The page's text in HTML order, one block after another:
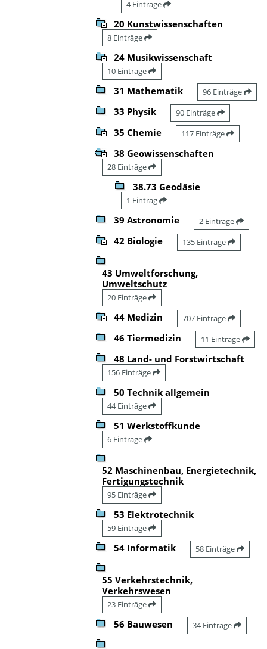
4 Einträge
20 Kunstwissenschaften
8 Einträge
24 Musikwissenschaft
10 Einträge
31 Mathematik 96 Einträge
33 Physik 90 Einträge
35 Chemie 117 Einträge
38 Geowissenschaften
28 Einträge
38.73 Geodäsie
1 Eintrag
39 Astronomie 2 Einträge
42 Biologie 135 Einträge
43 Umweltforschung,
Umweltschutz
20 Einträge
44 Medizin 707 Einträge
46 Tiermedizin 11 Einträge
48 Land- und Forstwirtschaft
156 Einträge
50 Technik allgemein
44 Einträge
51 Werkstoffkunde
6 Einträge
52 Maschinenbau, Energietechnik,
Fertigungstechnik
95 Einträge
53 Elektrotechnik
59 Einträge
54 Informatik 58 Einträge
55 Verkehrstechnik,
Verkehrswesen
23 Einträge
56 Bauwesen 34 Einträge